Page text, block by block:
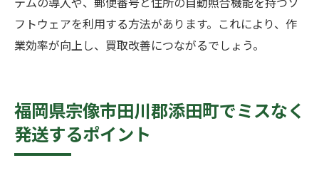
フトウェアを利用する方法があります。これにより、作
業効率が向上し、買取改善につながるでしょう。
福岡県宗像市田川郡添田町でミスなく
発送するポイント